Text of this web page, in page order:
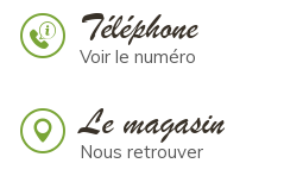
Téléphone
Voir le numéro
Le magasin
Nous retrouver